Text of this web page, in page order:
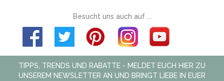
Besucht uns auch auf ...
TIPPS, TRENDS UND RABATTE - MELDET EUCH HIER ZU
UNSEREM NEWSLETTER AN UND BRINGT LIEBE IN EUER